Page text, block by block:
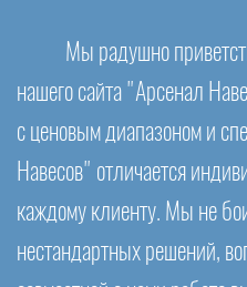
Мы радушно
нашего сайта "Арсенал
с ценовым диапазоном и
Навесов" отличается
каждому клиенту. Мы не
нестандартных решений,